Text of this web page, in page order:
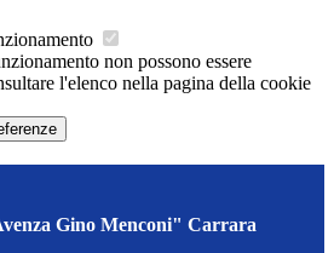
non possono essere
l'elenco nella pagina della cookie
Gino Menconi" Carrara